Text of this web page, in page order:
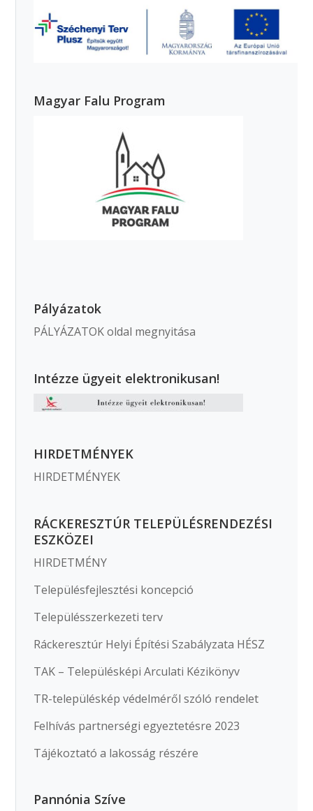
Magyar Falu Program
Pályázatok
PÁLYÁZATOK oldal megnyitása
Intézze ügyeit elektronikusan!
HIRDETMÉNYEK
HIRDETMÉNYEK
RÁCKERESZTÚR TELEPÜLÉSRENDEZÉSI
ESZKÖZEI
HIRDETMÉNY
Településfejlesztési koncepció
Településszerkezeti terv
Ráckeresztúr Helyi Építési Szabályzata HÉSZ
TAK – Településképi Arculati Kézikönyv
TR-településkép védelméről szóló rendelet
Felhívás partnerségi egyeztetésre 2023
Tájékoztató a lakosság részére
Pannónia Szíve